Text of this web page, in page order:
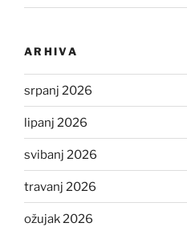
ARHIVA
srpanj 2026
lipanj 2026
svibanj 2026
travanj 2026
ožujak 2026